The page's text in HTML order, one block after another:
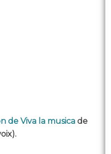
de Viva la musica de